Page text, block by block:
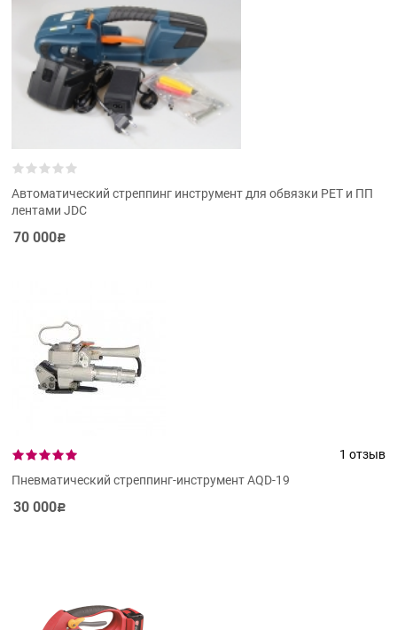
Автоматический стреппинг инструмент для обвязки PET и ПП
лентами JDC
70 000Р
1 отзыв
Пневматический стреппинг-инструмент AQD-19
30 000Р